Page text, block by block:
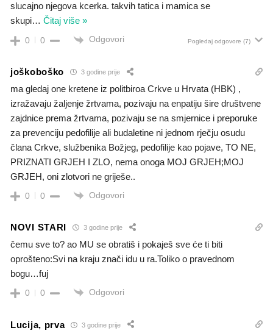
slucajno njegova kcerka. takvih tatica i mamica se
skupi… Čitaj više »
0 0 Odgovori Pogledaj odgovore (7)
joškoboško 3 godine prije
ma gledaj one kretene iz politbiroa Crkve u Hrvata (HBK) ,
izražavaju žaljenje žrtvama, pozivaju na enpatiju šire društvene
zajdnice prema žrtvama, pozivaju se na smjernice i preporuke
za prevenciju pedofilije ali budaletine ni jednom rječju osudu
člana Crkve, službenika Božjeg, pedofilije kao pojave, TO NE,
PRIZNATI GRJEH I ZLO, nema onoga MOJ GRJEH;MOJ
GRJEH, oni zlotvori ne griješe..
0 0 Odgovori
NOVI STARI 3 godine prije
čemu sve to? ao MU se obratiš i pokaješ sve će ti biti
oprošteno:Svi na kraju znači idu u ra.Toliko o pravednom
bogu…fuj
0 0 Odgovori
Lucija, prva 3 godine prije